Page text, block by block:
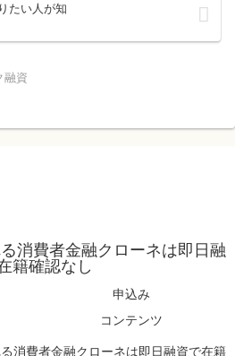
たい人が知
融資
消費者金融クローネは即日融
籍確認なし
申込み
コンテンツ
消費者金融クローネは即日融資で在籍